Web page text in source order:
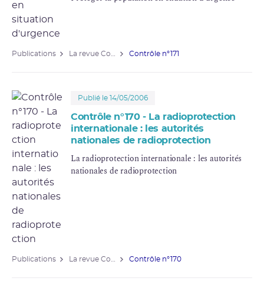
Publications Contrôle n°171
Publié le 14/05/2006
Contrôle n°170 - La radioprotection
internationale : les autorités
nationales de radioprotection
La radioprotection internationale : les autorités
nationales de radioprotection
Publications Contrôle n°170